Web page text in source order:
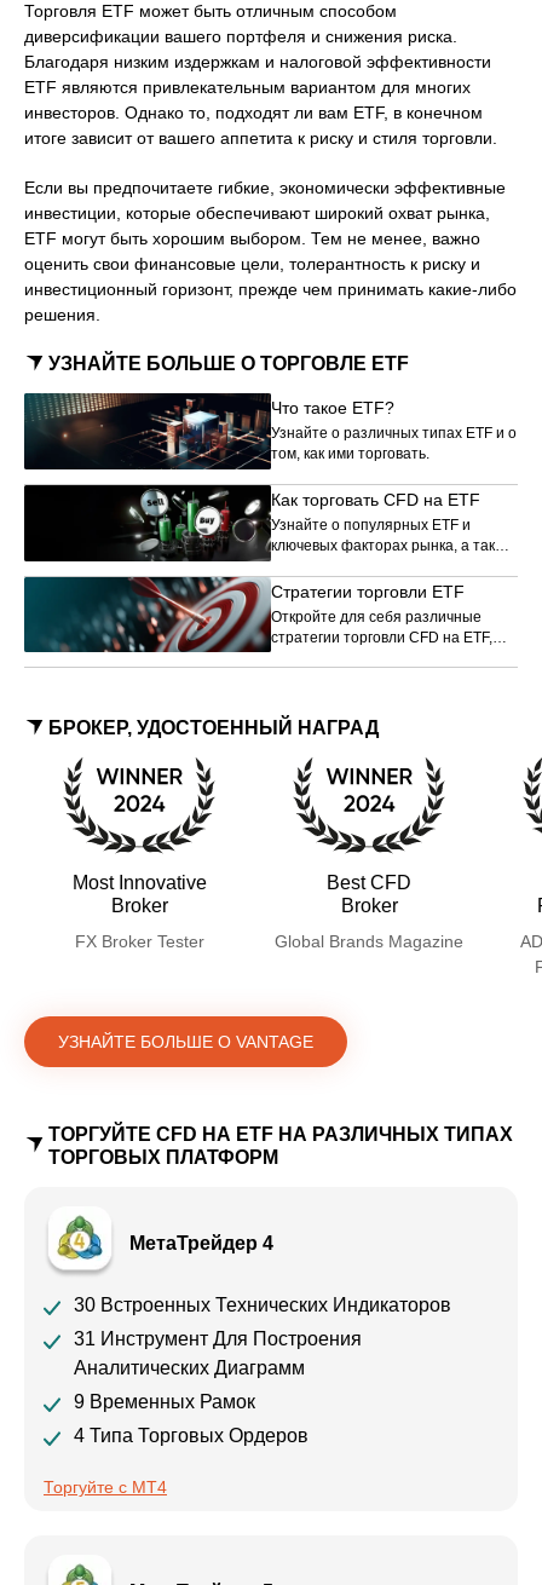
Торговля ETF может быть отличным способом
диверсификации вашего портфеля и снижения риска.
Благодаря низким издержкам и налоговой эффективности
ETF являются привлекательным вариантом для многих
инвесторов. Однако то, подходят ли вам ETF, в конечном
итоге зависит от вашего аппетита к риску и стиля торговли.
Если вы предпочитаете гибкие, экономически эффективные
инвестиции, которые обеспечивают широкий охват рынка,
ETF могут быть хорошим выбором. Тем не менее, важно
оценить свои финансовые цели, толерантность к риску и
инвестиционный горизонт, прежде чем принимать какие-либо
решения.
УЗНАЙТЕ БОЛЬШЕ О ТОРГОВЛЕ ETF
Что такое ETF?
Узнайте о различных типах ETF и о
том, как ими торговать.
Как торговать CFD на ETF
Узнайте о популярных ETF и
ключевых факторах рынка, а также
Стратегии торговли ETF
Откройте для себя различные
стратегии торговли CFD на ETF,
БРОКЕР, УДОСТОЕННЫЙ НАГРАД
Most Innovative
Broker
FX Broker Tester
Best CFD
Broker
Global Brands Magazine
УЗНАЙТЕ БОЛЬШЕ О VANTAGE
ТОРГУЙТЕ CFD НА ETF НА РАЗЛИЧНЫХ ТИПАХ
ТОРГОВЫХ ПЛАТФОРМ
МетаТрейдер 4
30 Встроенных Технических Индикаторов
31 Инструмент Для Построения
Аналитических Диаграмм
9 Временных Рамок
4 Типа Торговых Ордеров
Торгуйте с MT4